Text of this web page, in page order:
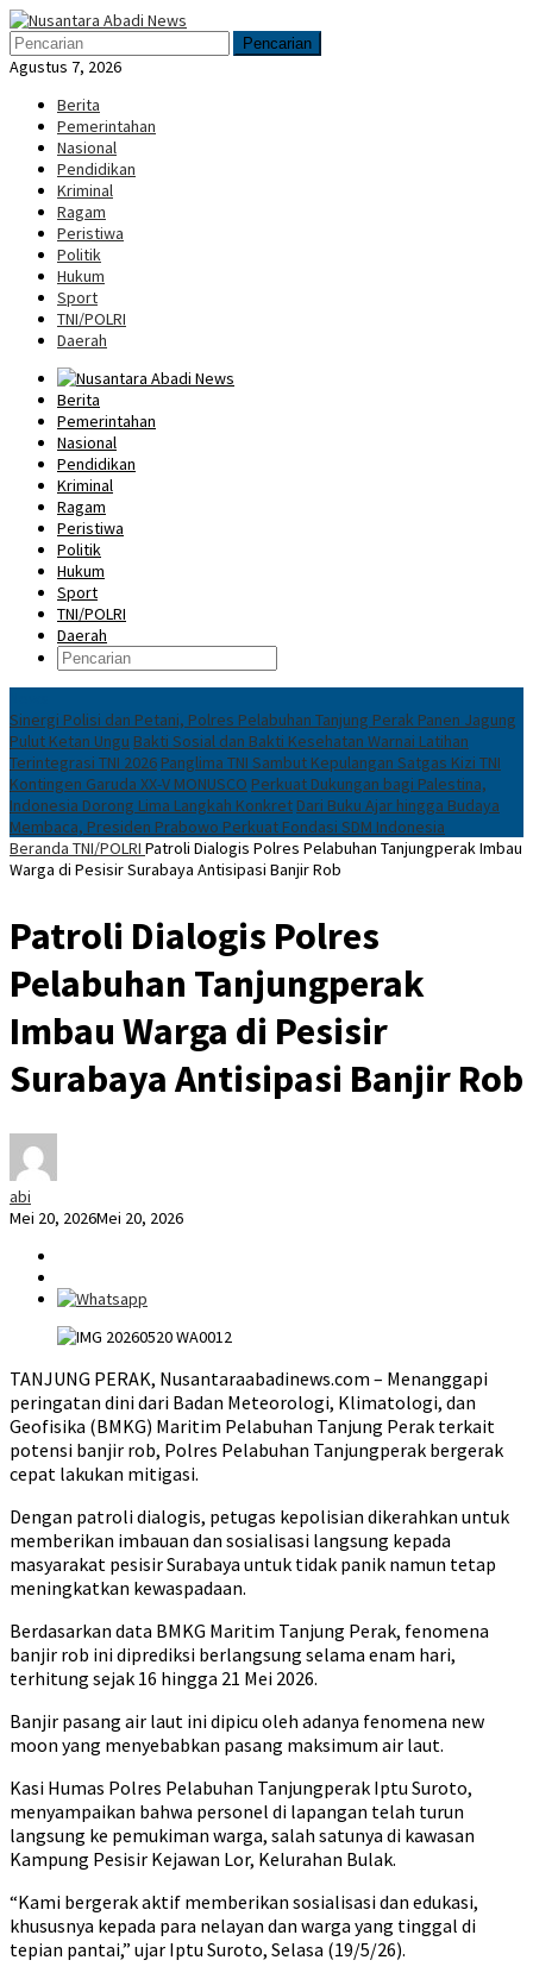
Loncat
ke
konten
Menu
Mobile
Pencarian
Agustus 7, 2026
Berita
Pemerintahan
Nasional
Pendidikan
Kriminal
Ragam
Peristiwa
Politik
Hukum
Sport
TNI/POLRI
Daerah
Berita
Pemerintahan
Nasional
Pendidikan
Kriminal
Ragam
Peristiwa
Politik
Hukum
Sport
TNI/POLRI
Daerah
Sinergi Polisi dan Petani, Polres Pelabuhan Tanjung Perak Panen Jagung
Pulut Ketan Ungu Bakti Sosial dan Bakti Kesehatan Warnai Latihan
Terintegrasi TNI 2026 Panglima TNI Sambut Kepulangan Satgas Kizi TNI
Kontingen Garuda XX-V MONUSCO Perkuat Dukungan bagi Palestina,
Indonesia Dorong Lima Langkah Konkret Dari Buku Ajar hingga Budaya
Membaca, Presiden Prabowo Perkuat Fondasi SDM Indonesia
Beranda TNI/POLRI Patroli Dialogis Polres Pelabuhan Tanjungperak Imbau
Warga di Pesisir Surabaya Antisipasi Banjir Rob
Patroli Dialogis Polres
Pelabuhan Tanjungperak
Imbau Warga di Pesisir
Surabaya Antisipasi Banjir Rob
abi
Mei 20, 2026Mei 20, 2026
TANJUNG PERAK, Nusantaraabadinews.com – Menanggapi
peringatan dini dari Badan Meteorologi, Klimatologi, dan
Geofisika (BMKG) Maritim Pelabuhan Tanjung Perak terkait
potensi banjir rob, Polres Pelabuhan Tanjungperak bergerak
cepat lakukan mitigasi.
Dengan patroli dialogis, petugas kepolisian dikerahkan untuk
memberikan imbauan dan sosialisasi langsung kepada
masyarakat pesisir Surabaya untuk tidak panik namun tetap
meningkatkan kewaspadaan.
Berdasarkan data BMKG Maritim Tanjung Perak, fenomena
banjir rob ini diprediksi berlangsung selama enam hari,
terhitung sejak 16 hingga 21 Mei 2026.
Banjir pasang air laut ini dipicu oleh adanya fenomena new
moon yang menyebabkan pasang maksimum air laut.
Kasi Humas Polres Pelabuhan Tanjungperak Iptu Suroto,
menyampaikan bahwa personel di lapangan telah turun
langsung ke pemukiman warga, salah satunya di kawasan
Kampung Pesisir Kejawan Lor, Kelurahan Bulak.
“Kami bergerak aktif memberikan sosialisasi dan edukasi,
khususnya kepada para nelayan dan warga yang tinggal di
tepian pantai,” ujar Iptu Suroto, Selasa (19/5/26).